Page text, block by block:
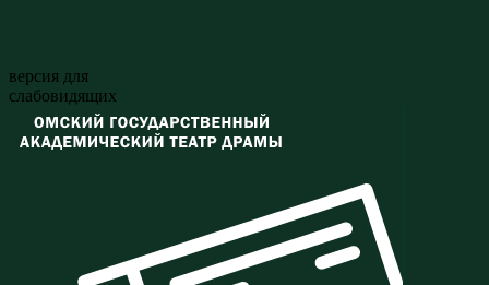
версия для
слабовидящих